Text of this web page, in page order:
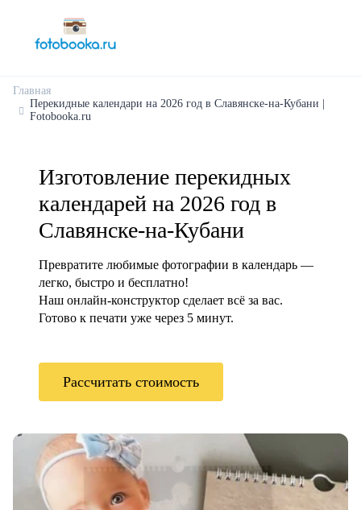
Главная
Перекидные календари на 2026 год в Славянске-на-Кубани |
Fotobooka.ru
Изготовление перекидных
календарей на 2026 год в
Славянске-на-Кубани
Превратите любимые фотографии в календарь —
легко, быстро и бесплатно!
Наш онлайн-конструктор сделает всё за вас.
Готово к печати уже через 5 минут.
Рассчитать стоимость